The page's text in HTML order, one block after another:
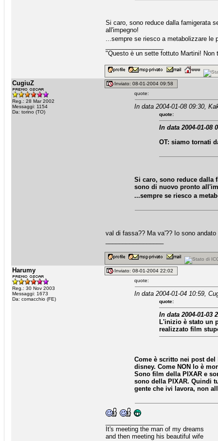
Si caro, sono reduce dalla famigerata
all'impegno!
...sempre se riesco a metabolizzare
"Questo è un sette fottuto Martini! Non
CugiuZ
Reg.: 28 Mar 2002
Messaggi: 1154
Da: torino (TO)
Inviato: 08-01-2004 09:58
quote:
In data 2004-01-08 09:30,
quote:
In data 2004-01-08
OT: siamo tornati
Si caro, sono reduce dalla
sono di nuovo pronto
...sempre se riesco a
val di fassa?? Ma va'?? Io sono
Harumy
Reg.: 30 Nov 2003
Messaggi: 1673
Da: comacchio (FE)
Inviato: 08-01-2004 22:02
quote:
In data 2004-01-04 10:59,
quote:
In data 2004-01-03
L'inizio è stato un
realizzato film
Come è scritto nei post
disney. Come NON lo è
Sono film della PIXAR e
sono della PIXAR. Quindi
gente che ivi lavora, non
It's meeting the man of my dreams
and then meeting his beautiful wife